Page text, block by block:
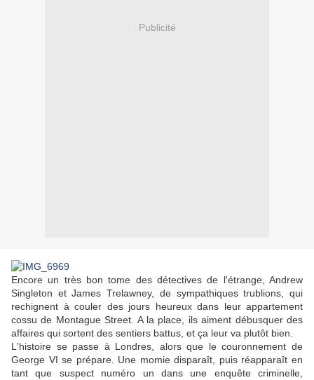
Publicité
Encore un très bon tome des détectives de l'étrange, Andrew
Singleton et James Trelawney, de sympathiques trublions, qui
rechignent à couler des jours heureux dans leur appartement
cossu de Montague Street. A la place, ils aiment débusquer des
affaires qui sortent des sentiers battus, et ça leur va plutôt bien.
L'histoire se passe à Londres, alors que le couronnement de
George VI se prépare. Une momie disparaît, puis réapparaît en
tant que suspect numéro un dans une enquête criminelle,